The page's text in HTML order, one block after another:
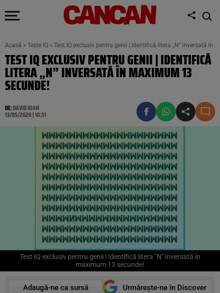
Acasă » Teste IQ » Test IQ exclusiv pentru genii | Identifică litera „N” inversată în
TEST IQ EXCLUSIV PENTRU GENII | IDENTIFICĂ
LITERA „N” INVERSATĂ ÎN MAXIMUM 13
SECUNDE!
DE:DAVID IOAN
13/05/2026 | 10:31
Test IQ exclusiv pentru genii | Identifică litera "N" inversată în
maximum 13 secunde!
Adaugă-ne ca sursă
Urmărește-ne în Discover